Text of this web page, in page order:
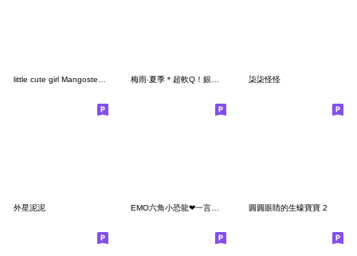
柒柒怪怪
外星泥泥 圓圓眼睛的生蠔寶寶 2